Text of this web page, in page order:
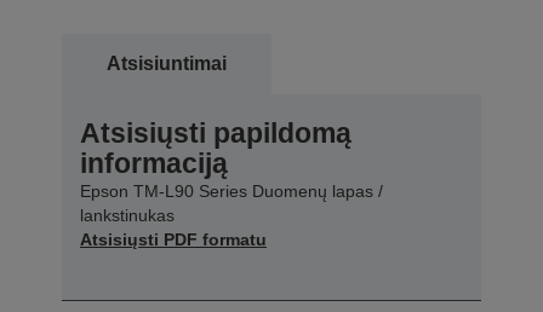
Atsisiuntimai
Atsisiųsti papildomą
informaciją
Epson TM-L90 Series Duomenų lapas /
lankstinukas
Atsisiųsti PDF formatu